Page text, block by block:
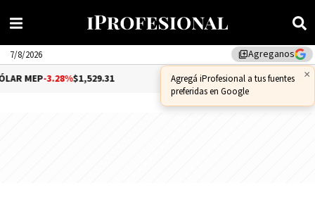
library_addAgreganos
×
Agregá iProfesional a tus fuentes
preferidas en Google
7/8/2026
MEP-3.28%$1,529.31 DÓLAR CCL-1.25%$1,556.14